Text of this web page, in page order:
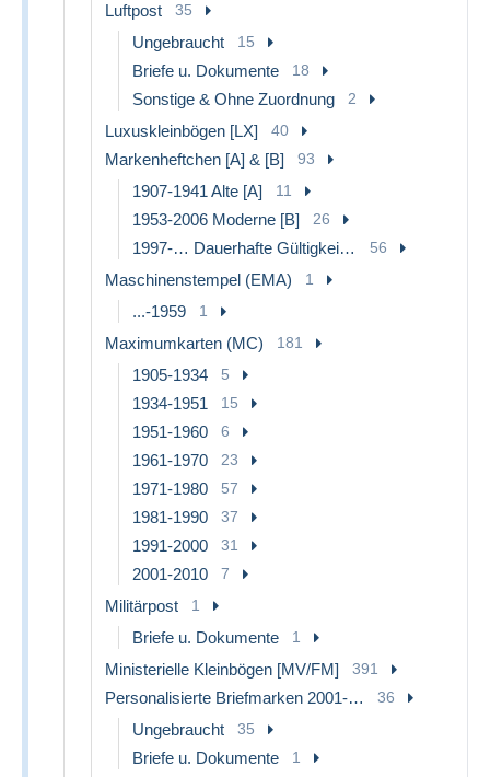
Luftpost 35
Ungebraucht 15
Briefe u. Dokumente 18
Sonstige & Ohne Zuordnung 2
Luxuskleinbögen [LX] 40
Markenheftchen [A] & [B] 93
1907-1941 Alte [A] 11
1953-2006 Moderne [B] 26
1997-… Dauerhafte Gültigkeit [B] 56
Maschinenstempel (EMA) 1
...-1959 1
Maximumkarten (MC) 181
1905-1934 5
1934-1951 15
1951-1960 6
1961-1970 23
1971-1980 57
1981-1990 37
1991-2000 31
2001-2010 7
Militärpost 1
Briefe u. Dokumente 1
Ministerielle Kleinbögen [MV/FM] 391
Personalisierte Briefmarken 2001-… 36
Ungebraucht 35
Briefe u. Dokumente 1